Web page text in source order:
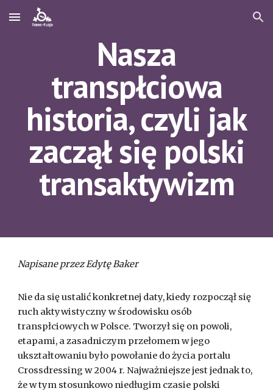
Skip to main content Skip to navigation
Nasza
transpłciowa
historia, czyli jak
zaczął się polski
transaktywizm
Napisane przez Edytę Baker
Nie da się ustalić konkretnej daty, kiedy rozpoczął się
ruch aktywistyczny w środowisku osób
transpłciowych w Polsce. Tworzył się on powoli,
etapami, a zasadniczym przełomem w jego
ukształtowaniu było powołanie do życia portalu
Crossdressing w 2004 r. Najważniejsze jest jednak to,
że w tym stosunkowo niedługim czasie polski